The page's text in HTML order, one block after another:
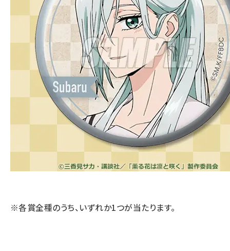
※各賞全種のうち、いずれか1つが当たります。